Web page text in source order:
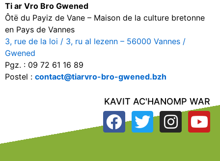
Ti ar Vro Bro Gwened
Ôtë du Payiz de Vane – Maison de la culture bretonne
en Pays de Vannes
3, rue de la loi / 3, ru al lezenn – 56000 Vannes /
Gwened
Pgz. : 09 72 61 16 89
Postel : contact@tiarvro-bro-gwened.bzh
KAVIT AC'HANOMP WAR